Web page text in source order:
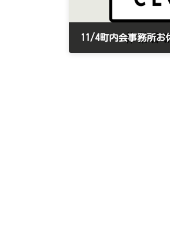
11/4町内会事務所お